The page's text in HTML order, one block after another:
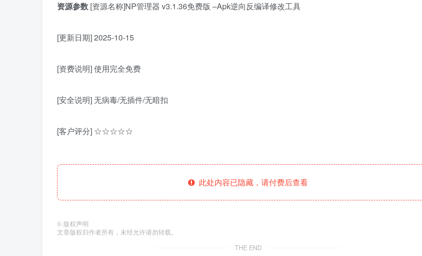
资源参数 [资源名称]NP管理器 v3.1.36免费版 –Apk逆向反编译修改工具
[更新日期] 2025-10-15
[资费说明] 使用完全免费
[安全说明] 无病毒/无插件/无暗扣
[客户评分] ☆☆☆☆☆
此处内容已隐藏，请付费后查看
© 版权声明
文章版权归作者所有，未经允许请勿转载。
THE END